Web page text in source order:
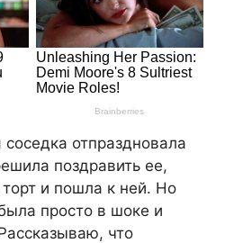
отпраздновала
поздравить ее,
и пошла к ней. Но
просто в шоке и
что